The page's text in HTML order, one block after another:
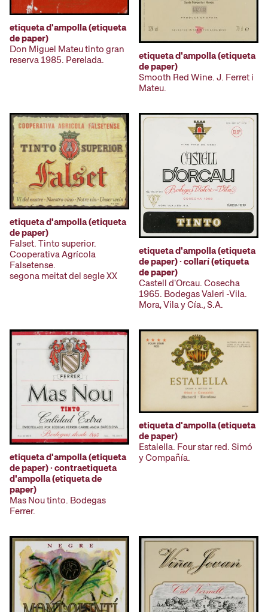
etiqueta d'ampolla (etiqueta
de paper)
Don Miguel Mateu tinto gran
reserva 1985. Perelada.
etiqueta d'ampolla (etiqueta
de paper)
Smooth Red Wine. J. Ferret i
Mateu.
etiqueta d'ampolla (etiqueta
de paper)
Falset. Tinto superior.
Cooperativa Agrícola
Falsetense.
segona meitat del segle XX
etiqueta d'ampolla (etiqueta
de paper) · collarí (etiqueta
de paper)
Castell d'Orcau. Cosecha
1965. Bodegas Valeri -Vila.
Mora, Vila y Cía., S.A.
etiqueta d'ampolla (etiqueta
de paper) · contraetiqueta
d'ampolla (etiqueta de
paper)
Mas Nou tinto. Bodegas
Ferrer.
etiqueta d'ampolla (etiqueta
de paper)
Estalella. Four star red. Simó
y Compañía.